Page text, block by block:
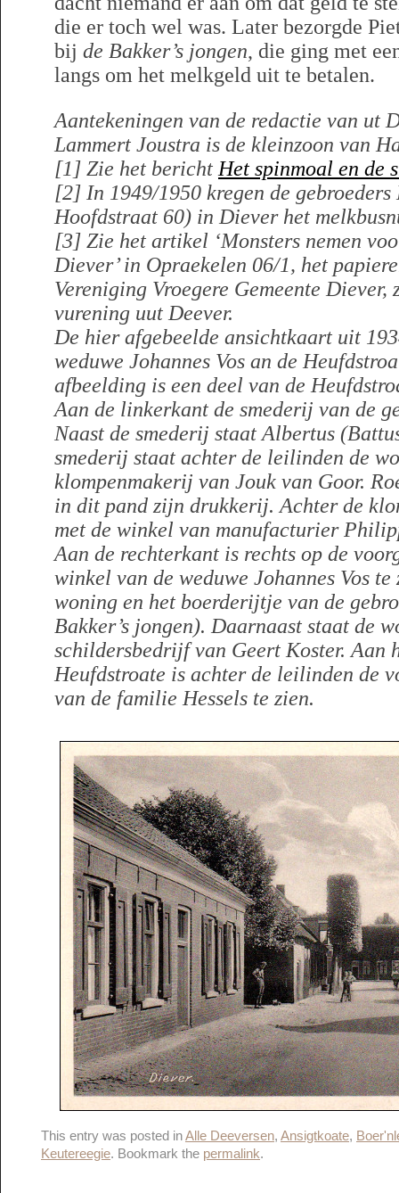
die er toch wel was. Later bezorgde
bij de Bakker’s jongen, die ging met
langs om het melkgeld uit te betalen.
Aantekeningen van de redactie van ut
Lammert Joustra is de kleinzoon van
[1] Zie het bericht Het spinmoal en de
[2] In 1949/1950 kregen de
Hoofdstraat 60) in Diever het
[3] Zie het artikel ‘Monsters nemen
Diever’ in Opraekelen 06/1, het
Vereniging Vroegere Gemeente Diever,
vurening uut Deever.
De hier afgebeelde ansichtkaart uit
weduwe Johannes Vos an de
afbeelding is een deel van de
Aan de linkerkant de smederij van de
Naast de smederij staat Albertus
smederij staat achter de leilinden de
klompenmakerij van Jouk van Goor.
in dit pand zijn drukkerij. Achter de
met de winkel van manufacturier
Aan de rechterkant is rechts op de
winkel van de weduwe Johannes Vos
woning en het boerderijtje van de
Bakker’s jongen). Daarnaast staat de
schildersbedrijf van Geert Koster. Aan
Heufdstroate is achter de leilinden de
van de familie Hessels te zien.
This entry was posted inAlle Deeversen, Ansigtkoate,
Keutereegie. Bookmark the permalink.